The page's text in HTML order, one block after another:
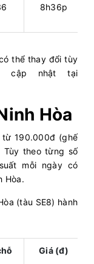
8h36p
thể thay đổi tùy
cập nhật tại
Hòa
190.000đ (ghế
Tùy theo từng số
mỗi ngày có
Hòa.
(tàu SE8) hành
Giá (đ)